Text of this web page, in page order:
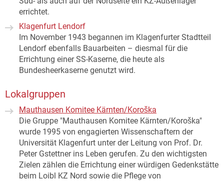
errichtet.
Klagenfurt Lendorf
Im November 1943 begannen im Klagenfurter Stadtteil
Lendorf ebenfalls Bauarbeiten – diesmal für die
Errichtung einer SS-Kaserne, die heute als
Bundesheerkaserne genutzt wird.
Lokalgruppen
Mauthausen Komitee Kärnten/Koroška
Die Gruppe "Mauthausen Komitee Kärnten/Koroška"
wurde 1995 von engagierten Wissenschaftern der
Universität Klagenfurt unter der Leitung von Prof. Dr.
Peter Gstettner ins Leben gerufen. Zu den wichtigsten
Zielen zählen die Errichtung einer würdigen Gedenkstätte
beim Loibl KZ Nord sowie die Pflege von